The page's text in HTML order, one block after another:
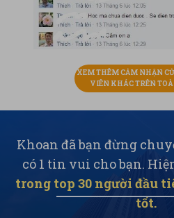
XEM THÊM CẢM NHẬN
VIÊN KHÁC TRÊN
Khoan đã bạn đừng
có 1 tin vui cho bạn.
trong top 30 người đầu
tốt.